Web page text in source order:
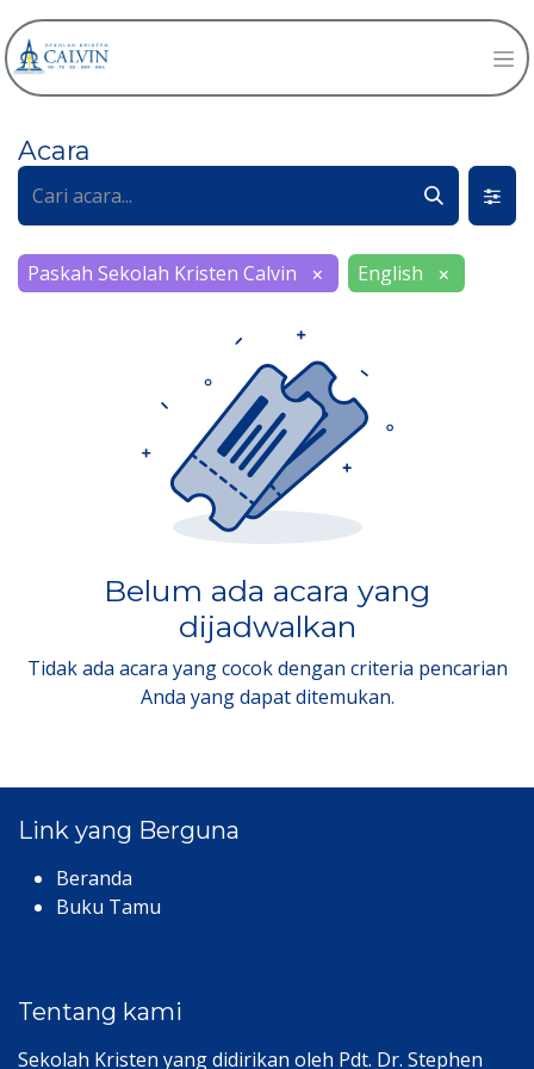
Acara
Paskah Sekolah Kristen Calvin × English ×
Belum ada acara yang
dijadwalkan
Tidak ada acara yang cocok dengan criteria pencarian
Anda yang dapat ditemukan.
Link yang Berguna
Beranda
Buku Tamu
Tentang kami
Sekolah Kristen yang didirikan oleh Pdt. Dr. Stephen